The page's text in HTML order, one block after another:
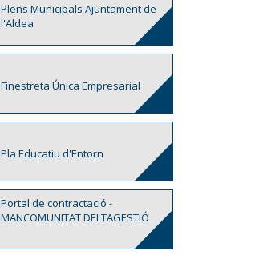
Plens Municipals Ajuntament de
l'Aldea
Finestreta Única Empresarial
Pla Educatiu d'Entorn
Portal de contractació -
MANCOMUNITAT DELTAGESTIÓ